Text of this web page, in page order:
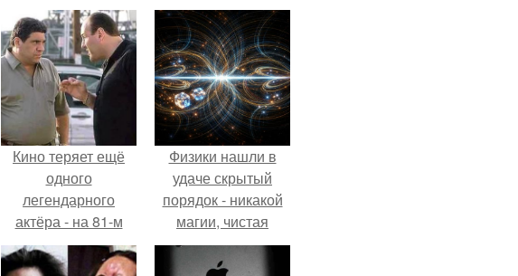
Кино теряет ещё
одного
легендарного
актёра - на 81-м
году жизни не стало
Винсента пасторе.
Физики нашли в
удаче скрытый
порядок - никакой
магии, чистая
квантовая
механика.